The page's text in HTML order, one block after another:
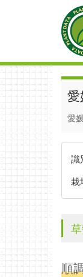
愛
識
栽
順